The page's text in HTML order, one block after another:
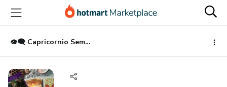
principal
página
de
página
👁️‍🗨️ Capricornio Semanal: Descubre tu Destino con Nuestro Tarot 🌟